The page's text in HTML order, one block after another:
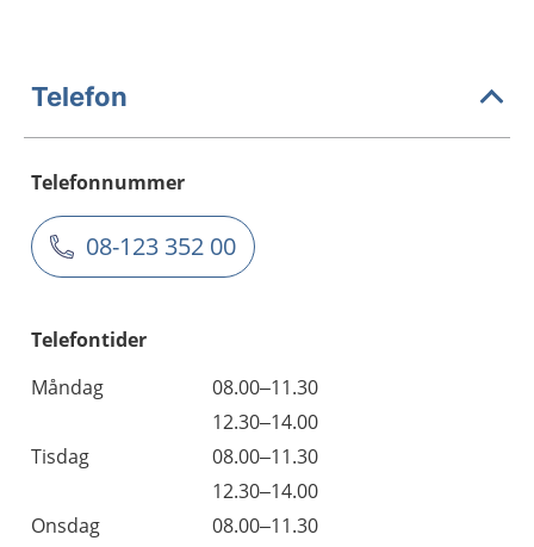
Telefon
Telefonnummer
08-123 352 00
Telefontider
Måndag
08.00–11.30
12.30–14.00
Tisdag
08.00–11.30
12.30–14.00
Onsdag
08.00–11.30